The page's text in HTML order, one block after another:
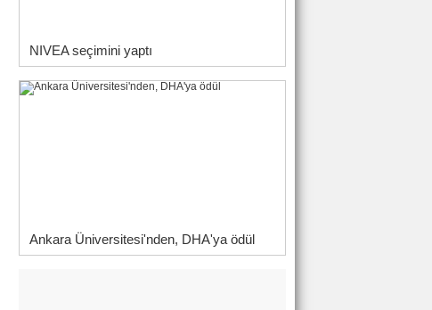
NIVEA seçimini yaptı
Ankara Üniversitesi'nden, DHA'ya ödül